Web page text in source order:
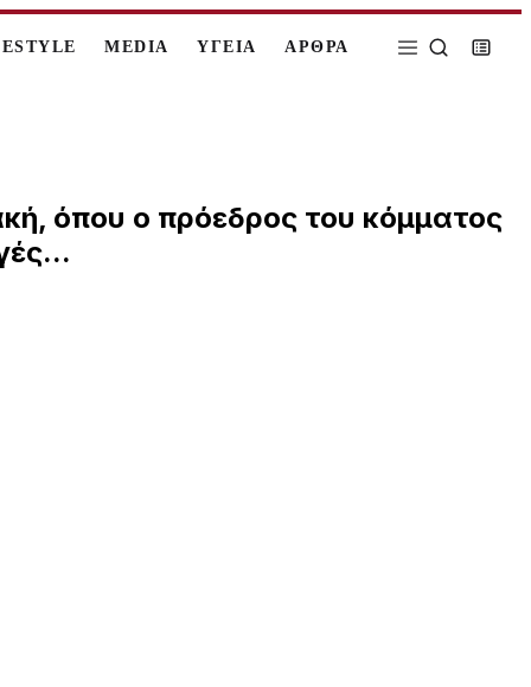
MEDIA ΥΓΕΙΑ ΑΡΘΡΑ
όπου ο πρόεδρος του κόμματος